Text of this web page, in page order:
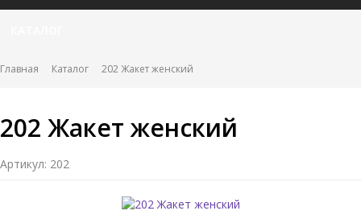
Главная Каталог 202 Жакет женский
202 Жакет женский
Артикул: 202